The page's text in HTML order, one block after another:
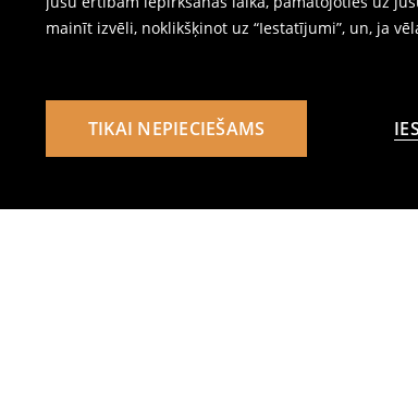
mainīt izvēli, noklikšķinot uz “Iestatījumi”, un, ja
TIKAI NEPIECIEŠAMS